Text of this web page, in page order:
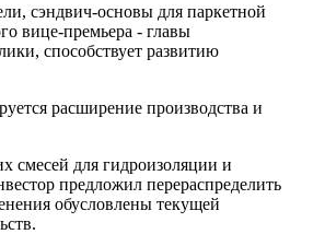
сэндвич-основы для паркетной
вице-премьера - главы
способствует развитию
расширение производства и
смесей для гидроизоляции и
предложил перераспределить
обусловлены текущей